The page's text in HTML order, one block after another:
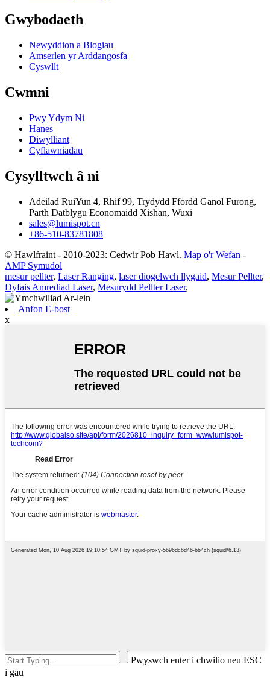
Gwybodaeth
Newyddion a Blogiau
Amserlen yr Arddangosfa
Cyswllt
Cwmni
Pwy Ydym Ni
Hanes
Diwylliant
Cyflawniadau
Cysylltwch â ni
Adeilad RuiYun 4, Rhif 99, Trydydd Ffordd Ganol Furong,
Parth Datblygu Economaidd Xishan, Wuxi
sales@lumispot.cn
+86-510-83781808
© Hawlfraint - 2010-2023: Cedwir Pob Hawl. Map o'r Wefan -
AMP Symudol
mesur pellter, Laser Ranging, laser diogelwch llygaid, Mesur Pellter,
Dyfais Amrediad Laser, Mesurydd Pellter Laser,
Anfon E-bost
x
Pwyswch enter i chwilio neu ESC
i gau